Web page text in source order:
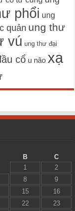
phổi ung
quản ung thư
vú ung thư đại
cổ u não xạ
B
C
1
2
8
9
15
16
22
23